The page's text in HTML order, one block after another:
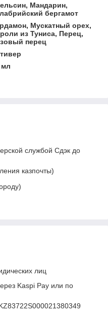
Мандарин,
бергамот
Мускатный орех,
из Туниса, Перец,
перец
мл
службой Сдэк до
казпочты)
лиц
Kaspi Pay или по